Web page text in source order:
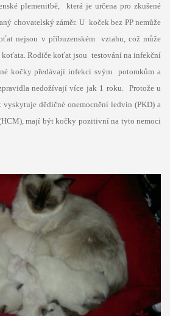
plemenitbě, která je určena pro zkušené
chovatelský záměr. U koček bez PP nemůže
nejsou v příbuzenském vztahu, což může
Rodiče koťat jsou testování na infekční
kočky předávají infekci svým potomkům a
nedožívají více jak 1 roku. Protože u
dědičné onemocnění ledvin (PKD) a
mají být kočky pozitivní na tyto nemoci